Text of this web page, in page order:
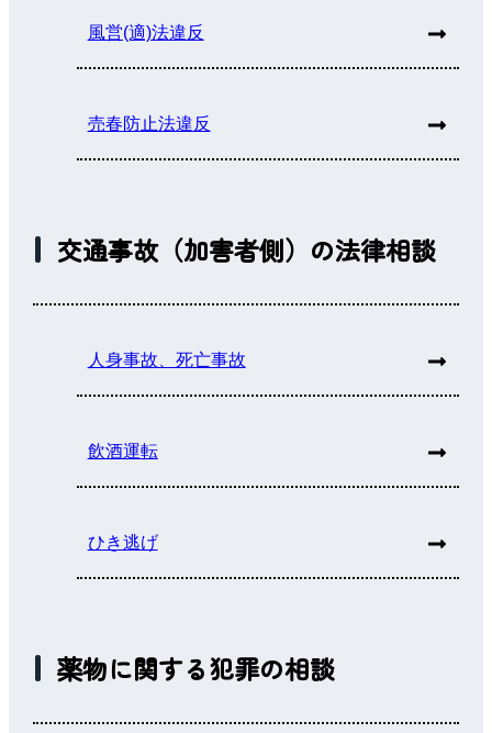
風営(適)法違反
売春防止法違反
交通事故（加害者側）の法律相談
人身事故、死亡事故
飲酒運転
ひき逃げ
薬物に関する犯罪の相談